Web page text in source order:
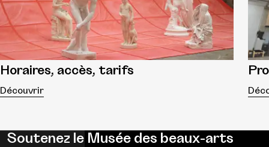
Horaires, accès, tarifs
Découvrir
Soutenez le Musée des beaux-arts